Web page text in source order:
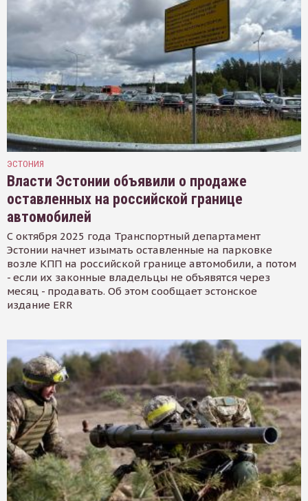
ЭСТОНИЯ
Власти Эстонии объявили о продаже
оставленных на российской границе
автомобилей
С октября 2025 года Транспортный департамент
Эстонии начнет изымать оставленные на парковке
возле КПП на российской границе автомобили, а потом
- если их законные владельцы не объявятся через
месяц - продавать. Об этом сообщает эстонское
издание ERR